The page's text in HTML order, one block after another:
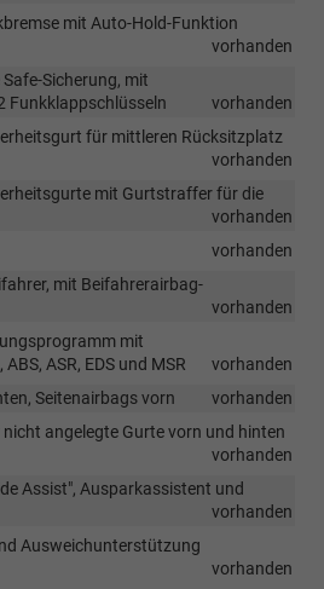
mit Auto-Hold-Funktion
vorhanden
Sicherung, mit
Funkklappschlüsseln
vorhanden
für mittleren Rücksitzplatz
vorhanden
mit Gurtstraffer für die
vorhanden
vorhanden
mit Beifahrerairbag-
vorhanden
mit
ASR, EDS und MSR
vorhanden
Seitenairbags vorn
vorhanden
angelegte Gurte vorn und hinten
vorhanden
Assist", Ausparkassistent und
vorhanden
Ausweichunterstützung
vorhanden